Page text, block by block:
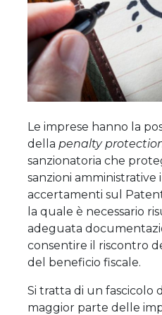
Le imprese hanno la
della penalty
sanzionatoria che
sanzioni amministrative
accertamenti sul
la quale è necessario
adeguata
consentire il riscontro
del beneficio fiscale.
Si tratta di un fascicolo
maggior parte delle